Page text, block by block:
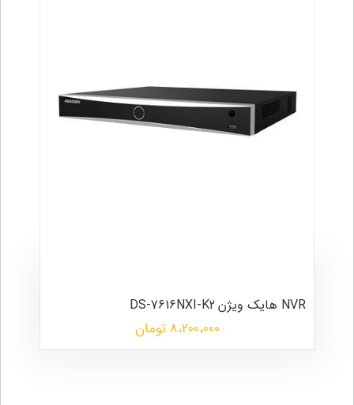
NVR هایک ویژن DS-7616NXI-K2
8،200،000 تومان